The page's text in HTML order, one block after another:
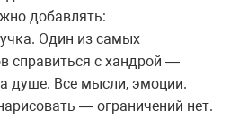
добавлять:
Один из самых
справиться с хандрой —
душе. Все мысли, эмоции.
— ограничений нет.